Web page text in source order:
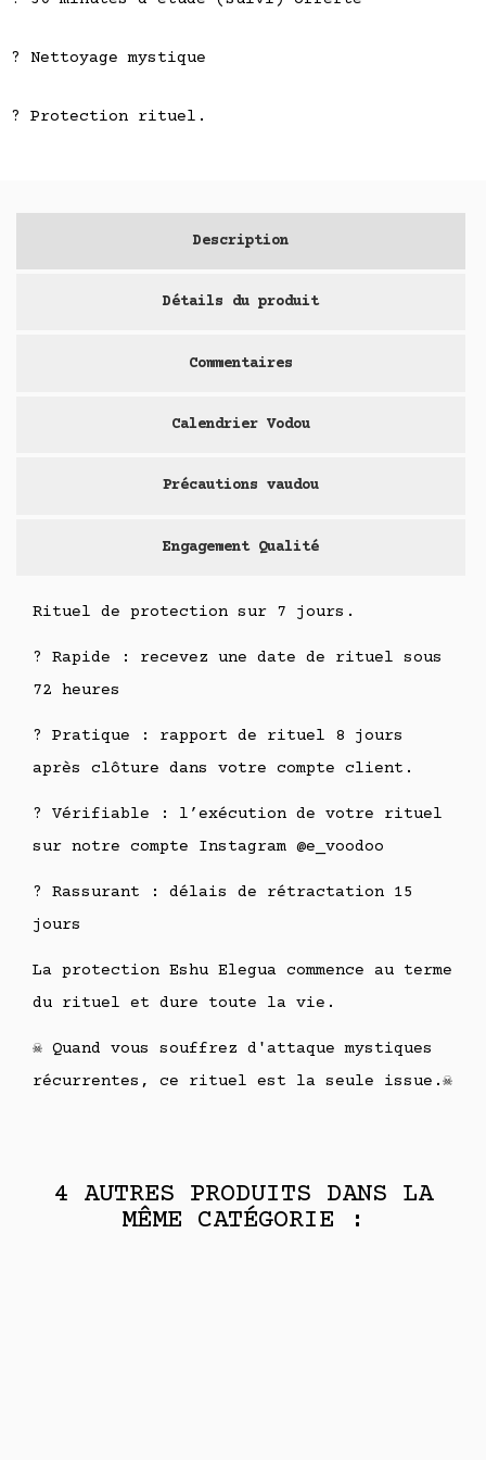
? Nettoyage mystique
? Protection rituel.
Description
Détails du produit
Commentaires
Calendrier Vodou
Précautions vaudou
Engagement Qualité
Rituel de protection sur 7 jours.
? Rapide : recevez une date de rituel sous
72 heures
? Pratique : rapport de rituel 8 jours
après clôture dans votre compte client.
? Vérifiable : l’exécution de votre rituel
sur notre compte Instagram @e_voodoo
? Rassurant : délais de rétractation 15
jours
La protection Eshu Elegua commence au terme
du rituel et dure toute la vie.
☠️ Quand vous souffrez d'attaque mystiques
récurrentes, ce rituel est la seule issue.☠️
4 AUTRES PRODUITS DANS LA
MÊME CATÉGORIE :